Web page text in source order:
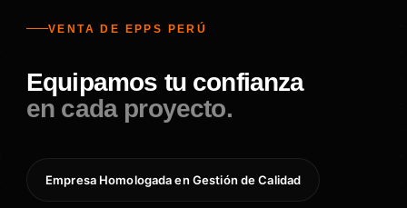
VENTA DE EPPS PERÚ
Equipamos tu confianza
en cada proyecto.
Empresa Homologada en Gestión de Calidad